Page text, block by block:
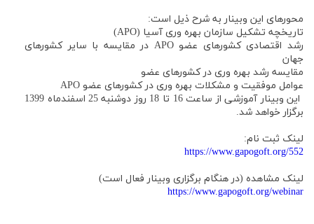
محورهای این وبینار به شرح ذیل است:
تاریخچه تشکیل سازمان بهره وری آسیا (APO)
رشد اقتصادی کشورهای عضو APO در مقایسه با سایر کشورهای
جهان
مقایسه رشد بهره وری در کشورهای عضو
عوامل موفقیت و مشکلات بهره وری در کشورهای عضو APO
این وبینار آموزشی از ساعت 16 تا 18 روز دوشنبه 25 اسفندماه 1399
برگزار خواهد شد.
لینک ثبت نام:
https://www.gapogoft.org/552
لینک مشاهده (در هنگام برگزاری وبینار فعال است)
https://www.gapogoft.org/webinar